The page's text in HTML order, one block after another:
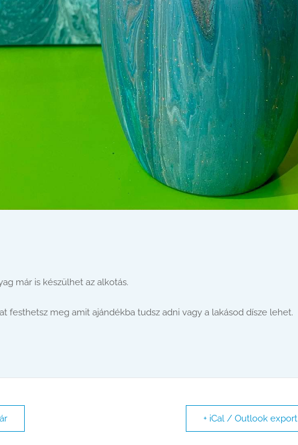
már is készülhet az alkotás.
festhetsz meg amit ajándékba tudsz adni vagy a lakásod dísze lehet.
+ iCal / Outlook export